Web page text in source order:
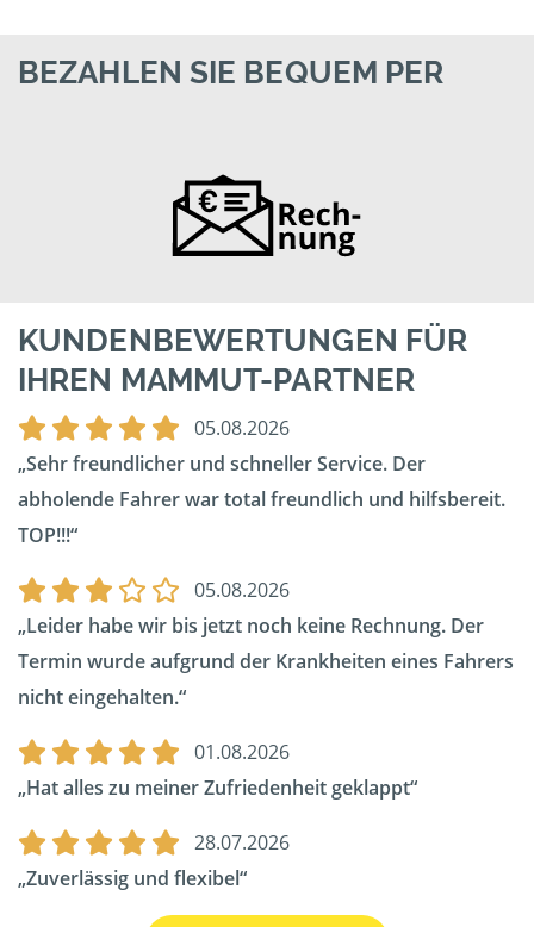
BEZAHLEN SIE BEQUEM PER
KUNDENBEWERTUNGEN FÜR
IHREN MAMMUT-PARTNER
05.08.2026
Sehr freundlicher und schneller Service. Der
abholende Fahrer war total freundlich und hilfsbereit.
TOP!!!
05.08.2026
Leider habe wir bis jetzt noch keine Rechnung. Der
Termin wurde aufgrund der Krankheiten eines Fahrers
nicht eingehalten.
01.08.2026
Hat alles zu meiner Zufriedenheit geklappt
28.07.2026
Zuverlässig und flexibel